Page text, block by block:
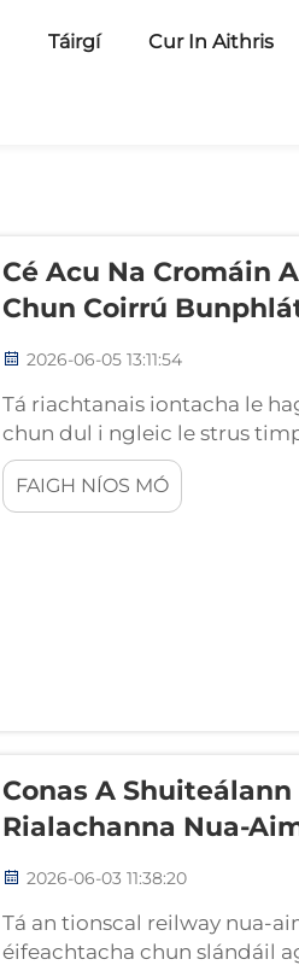
Táirgí Cur In Aithris
Cé Acu Na Cromáin
Chun Coirrú
2026-06-05 13:11:54
Tá riachtanais iontacha le
chun dul i ngleic le strus
thar dhéagóidí. Is iad na
dháileann na lucht go dtí an
FAIGH NÍOS MÓ
Conas A
Rialachanna Nua-
2026-06-03 11:38:20
Tá an tionscal reilway nua-
éifeachtacha chun slándáil